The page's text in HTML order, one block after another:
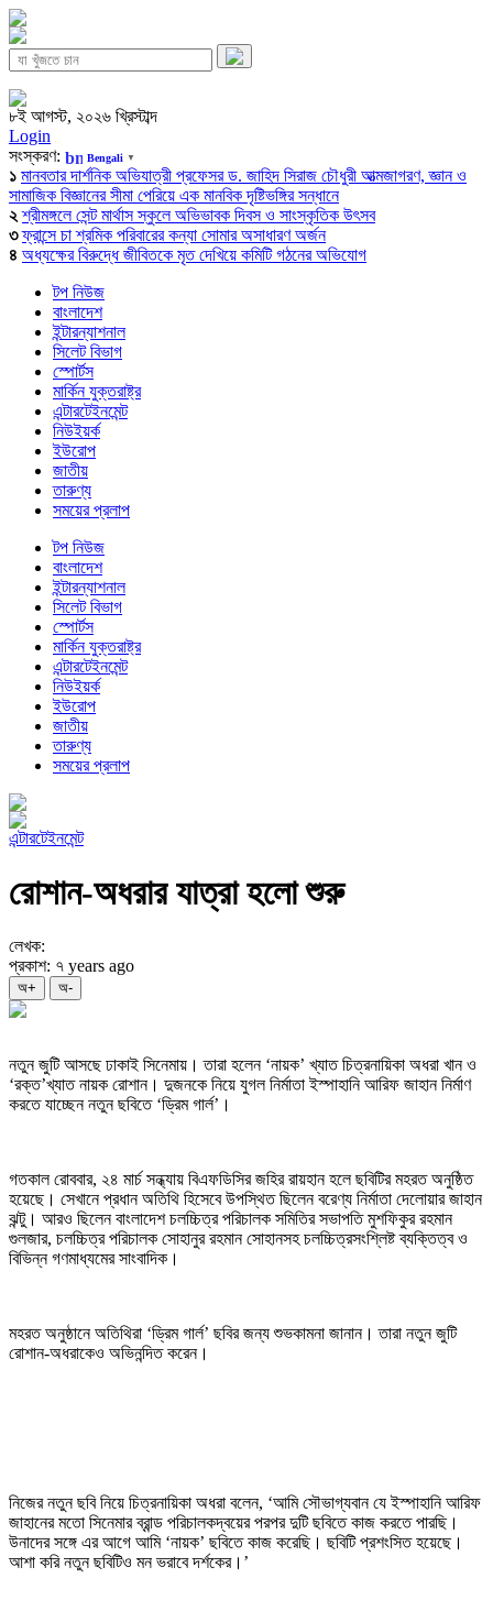
৮ই আগস্ট, ২০২৬ খ্রিস্টাব্দ
Login
সংস্করণ:
Bengali ▼
১ মানবতার দার্শনিক অভিযাত্রী প্রফেসর ড. জাহিদ সিরাজ চৌধুরী আত্মজাগরণ, জ্ঞান ও
সামাজিক বিজ্ঞানের সীমা পেরিয়ে এক মানবিক দৃষ্টিভঙ্গির সন্ধানে
২ শ্রীমঙ্গলে সেন্ট মার্থাস স্কুলে অভিভাবক দিবস ও সাংস্কৃতিক উৎসব
৩ ফ্রান্সে চা শ্রমিক পরিবারের কন্যা সোমার অসাধারণ অর্জন
৪ অধ্যক্ষের বিরুদ্ধে জীবিতকে মৃত দেখিয়ে কমিটি গঠনের অভিযোগ
টপ নিউজ
বাংলাদেশ
ইন্টারন্যাশনাল
সিলেট বিভাগ
স্পোর্টস
মার্কিন যুক্তরাষ্ট্র
এন্টারটেইনমেন্ট
নিউইয়র্ক
ইউরোপ
জাতীয়
তারুণ্য
সময়ের প্রলাপ
টপ নিউজ
বাংলাদেশ
ইন্টারন্যাশনাল
সিলেট বিভাগ
স্পোর্টস
মার্কিন যুক্তরাষ্ট্র
এন্টারটেইনমেন্ট
নিউইয়র্ক
ইউরোপ
জাতীয়
তারুণ্য
সময়ের প্রলাপ
এন্টারটেইনমেন্ট
রোশান-অধরার যাত্রা হলো শুরু
লেখক:
প্রকাশ: ৭ years ago
অ+ অ-
নতুন জুটি আসছে ঢাকাই সিনেমায়। তারা হলেন ‘নায়ক’ খ্যাত চিত্রনায়িকা অধরা খান ও
‘রক্ত’খ্যাত নায়ক রোশান। দুজনকে নিয়ে যুগল নির্মাতা ইস্পাহানি আরিফ জাহান নির্মাণ
করতে যাচ্ছেন নতুন ছবিতে ‘ড্রিম গার্ল’।
গতকাল রোববার, ২৪ মার্চ সন্ধ্যায় বিএফডিসির জহির রায়হান হলে ছবিটির মহরত অনুষ্ঠিত
হয়েছে। সেখানে প্রধান অতিথি হিসেবে উপস্থিত ছিলেন বরেণ্য নির্মাতা দেলোয়ার জাহান
ঝন্টু। আরও ছিলেন বাংলাদেশ চলচ্চিত্র পরিচালক সমিতির সভাপতি মুশফিকুর রহমান
গুলজার, চলচ্চিত্র পরিচালক সোহানুর রহমান সোহানসহ চলচ্চিত্রসংশ্লিষ্ট ব্যক্তিত্ব ও
বিভিন্ন গণমাধ্যমের সাংবাদিক।
মহরত অনুষ্ঠানে অতিথিরা ‘ড্রিম গার্ল’ ছবির জন্য শুভকামনা জানান। তারা নতুন জুটি
রোশান-অধরাকেও অভিনন্দিত করেন।
নিজের নতুন ছবি নিয়ে চিত্রনায়িকা অধরা বলেন, ‘আমি সৌভাগ্যবান যে ইস্পাহানি আরিফ
জাহানের মতো সিনেমার ব্রান্ড পরিচালকদ্বয়ের পরপর দুটি ছবিতে কাজ করতে পারছি।
উনাদের সঙ্গে এর আগে আমি ‘নায়ক’ ছবিতে কাজ করেছি। ছবিটি প্রশংসিত হয়েছে।
আশা করি নতুন ছবিটিও মন ভরাবে দর্শকের।’